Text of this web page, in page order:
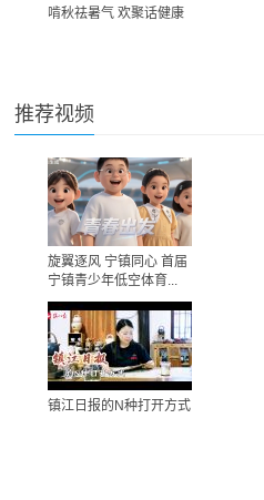
啃秋祛暑气 欢聚话健康
推荐视频
旋翼逐风 宁镇同心 首届
宁镇青少年低空体育...
镇江日报的N种打开方式